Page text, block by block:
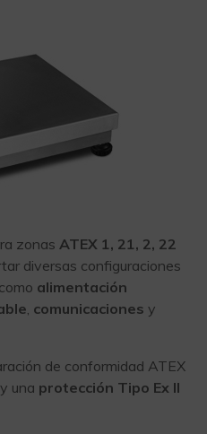
zonas ATEX 1, 21, 2, 22
diversas configuraciones
alimentación
comunicaciones y
de conformidad ATEX
una protección Tipo Ex II